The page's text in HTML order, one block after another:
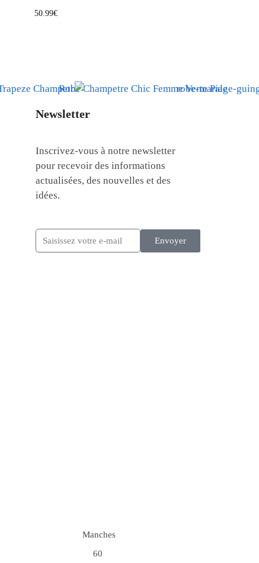
50.99€
Newsletter
Inscrivez-vous à notre newsletter
pour recevoir des informations
actualisées, des nouvelles et des
idées.
Envoyer
Manches
60